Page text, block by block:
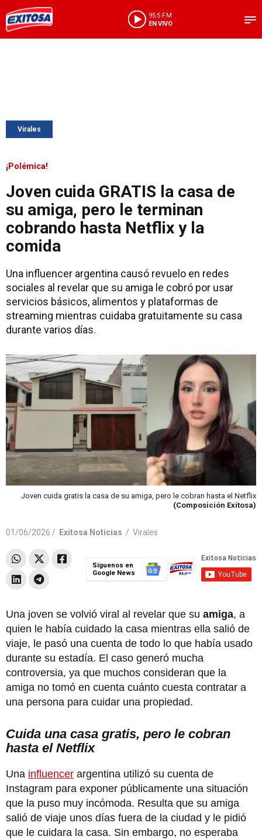
95.5 FM
EN VIVO
Virales
¡Polémica!
Joven cuida GRATIS la casa de
su amiga, pero le terminan
cobrando hasta Netflix y la
comida
Una influencer argentina causó revuelo en redes
sociales al revelar que su amiga le cobró por usar
servicios básicos, alimentos y plataformas de
streaming mientras cuidaba gratuitamente su casa
durante varios días.
Joven cuida gratis la casa de su amiga, pero le cobran hasta el Netflix
(Composición Exitosa)
01/06/2026 / Exitosa Noticias / Virales
Síguenos en
Google News
Una joven se volvió viral al revelar que su amiga, a
quien le había cuidado la casa mientras ella salió de
viaje, le pasó una cuenta de todo lo que había usado
durante su estadía. El caso generó mucha
controversia, ya que muchos consideran que la
amiga no tomó en cuenta cuánto cuesta contratar a
una persona para cuidar una propiedad.
Cuida una casa gratis, pero le cobran
hasta el Netflix
Una influencer argentina utilizó su cuenta de
Instagram para exponer públicamente una situación
que la puso muy incómoda. Resulta que su amiga
salió de viaje unos días fuera de la ciudad y le pidió
que le cuidara la casa. Sin embargo, no esperaba